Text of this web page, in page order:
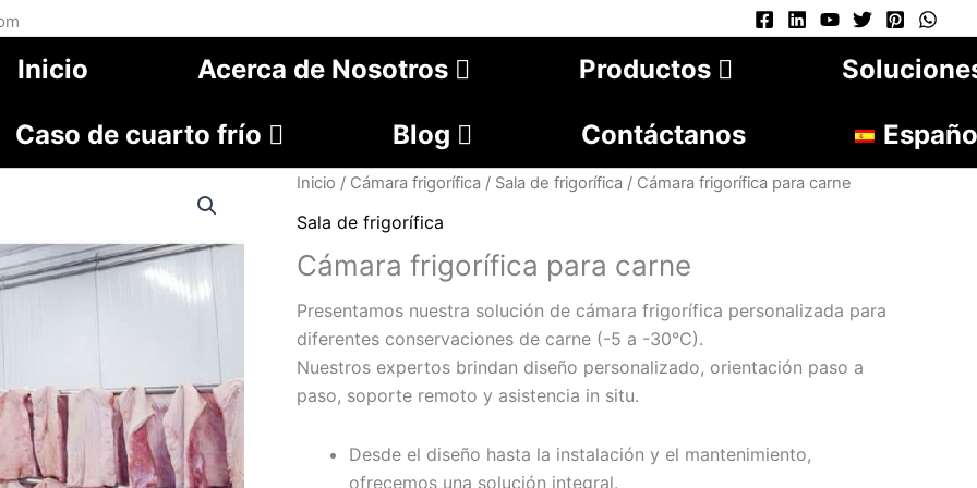
Inicio Acerca de Nosotros Productos
Caso de cuarto frío Blog Contáctanos
Inicio / Cámara frigorífica / Sala de frigorífica / Cámara frigorífica para carne
Sala de frigorífica
Cámara frigorífica para carne
Presentamos nuestra solución de cámara frigorífica personalizada para
diferentes conservaciones de carne (-5 a -30°C).
Nuestros expertos brindan diseño personalizado, orientación paso a
paso, soporte remoto y asistencia in situ.
Desde el diseño hasta la instalación y el mantenimiento,
ofrecemos una solución integral.